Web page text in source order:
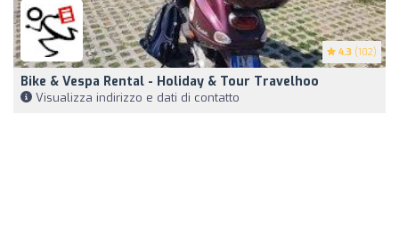
4.3 (102)
Bike & Vespa Rental - Holiday & Tour Travelhoo
Visualizza indirizzo e dati di contatto